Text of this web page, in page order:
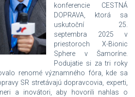
konferencie CESTNÁ
DOPRAVA, ktorá sa
uskutoční 25.
septembra 2025 v
priestoroch X-Bionic
Sphere v Šamoríne.
Podujatie si za tri roky
renomé významného fóra, kde sa
SR stretávajú dopravcovia, experti,
a inovátori, aby hovorili nahlas o